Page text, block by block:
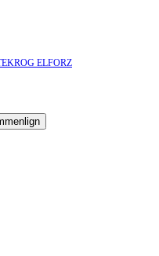
ELFORZ